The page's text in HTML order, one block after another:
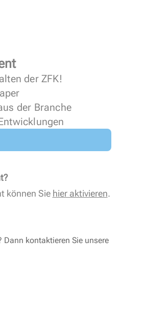
der ZFK!
der Branche
können Sie hier aktivieren.
Dann kontaktieren Sie unsere